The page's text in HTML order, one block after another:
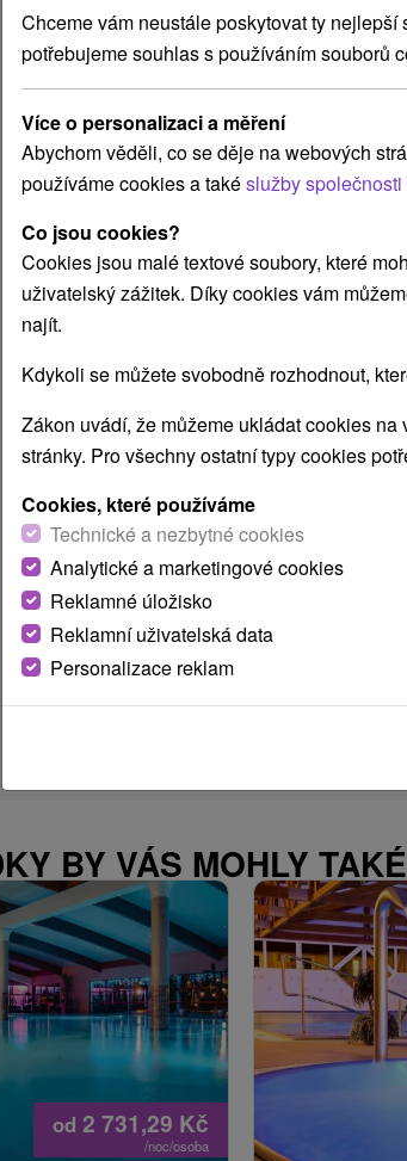
ráji: Děti
Hotel
Polopenze,
Oddech ve
pěti
příjemná
BY VÁS MOHLY
od 2 731,29 Kč
/noc/osoba
Chceme vám neustále poskytovat ty
potřebujeme souhlas s používáním souborů
Více o personalizaci a měření
Abychom věděli, co se děje na webových
používáme cookies a takéslužby
Co jsou cookies?
Cookies jsou malé textové soubory, které
uživatelský zážitek. Díky cookies vám
najít.
Kdykoli se můžete svobodně rozhodnout,
Zákon uvádí, že můžeme ukládat cookies
stránky. Pro všechny ostatní typy cookies
Cookies, které používáme
Technické a nezbytné cookies
Analytické a marketingové cookies
Reklamné úložisko
Reklamní uživatelská data
Personalizace reklam